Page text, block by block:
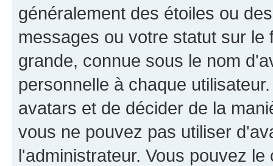
généralement des étoiles ou
messages ou votre statut sur
grande, connue sous le nom
personnelle à chaque
avatars et de décider de la
vous ne pouvez pas utiliser
l'administrateur. Vous pouvez